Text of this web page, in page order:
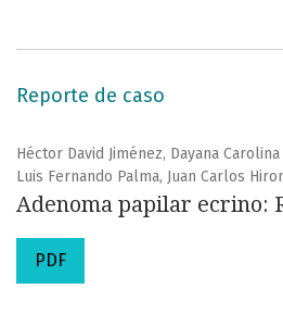
Reporte de caso
Héctor David Jiménez, Dayana
Luis Fernando Palma, Juan Carlos
Adenoma papilar ecrino:
PDF